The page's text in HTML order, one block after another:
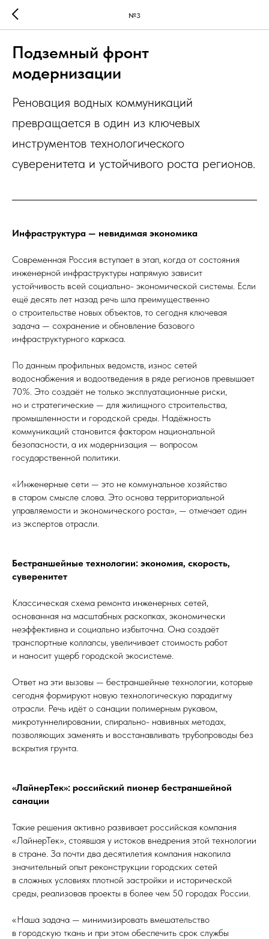
№3
Подземный фронт
модернизации
Реновация водных коммуникаций
превращается в один из ключевых
инструментов технологического
суверенитета и устойчивого роста регионов.
Инфраструктура — невидимая экономика
Современная Россия вступает в этап, когда от состояния
инженерной инфраструктуры напрямую зависит
устойчивость всей социально- экономической системы. Если
ещё десять лет назад речь шла преимущественно
о строительстве новых объектов, то сегодня ключевая
задача — сохранение и обновление базового
инфраструктурного каркаса.
По данным профильных ведомств, износ сетей
водоснабжения и водоотведения в ряде регионов превышает
70%. Это создаёт не только эксплуатационные риски,
но и стратегические — для жилищного строительства,
промышленности и городской среды. Надёжность
коммуникаций становится фактором национальной
безопасности, а их модернизация — вопросом
государственной политики.
«Инженерные сети — это не коммунальное хозяйство
в старом смысле слова. Это основа территориальной
управляемости и экономического роста», — отмечает один
из экспертов отрасли.
Бестраншейные технологии: экономия, скорость,
суверенитет
Классическая схема ремонта инженерных сетей,
основанная на масштабных раскопках, экономически
неэффективна и социально избыточна. Она создаёт
транспортные коллапсы, увеличивает стоимость работ
и наносит ущерб городской экосистеме.
Ответ на эти вызовы — бестраншейные технологии, которые
сегодня формируют новую технологическую парадигму
отрасли. Речь идёт о санации полимерным рукавом,
микротуннелировании, спирально- навивных методах,
позволяющих заменять и восстанавливать трубопроводы без
вскрытия грунта.
«ЛайнерТек»: российский пионер бестраншейной
санации
Такие решения активно развивает российская компания
«ЛайнерТек», стоявшая у истоков внедрения этой технологии
в стране. За почти два десятилетия компания накопила
значительный опыт реконструкции городских сетей
в сложных условиях плотной застройки и исторической
среды, реализовав проекты в более чем 50 городах России.
«Наша задача — минимизировать вмешательство
в городскую ткань и при этом обеспечить срок службы